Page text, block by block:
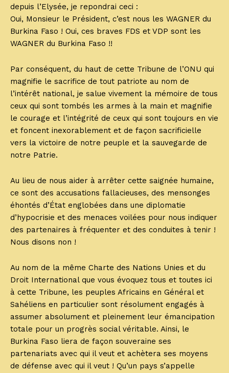
depuis l’Elysée, je repondrai ceci :
Oui, Monsieur le Président, c’est nous les WAGNER du
Burkina Faso ! Oui, ces braves FDS et VDP sont les
WAGNER du Burkina Faso !!
Par conséquent, du haut de cette Tribune de l’ONU qui
magnifie le sacrifice de tout patriote au nom de
l’intérêt national, je salue vivement la mémoire de tous
ceux qui sont tombés les armes à la main et magnifie
le courage et l’intégrité de ceux qui sont toujours en vie
et foncent inexorablement et de façon sacrificielle
vers la victoire de notre peuple et la sauvegarde de
notre Patrie.
Au lieu de nous aider à arrêter cette saignée humaine,
ce sont des accusations fallacieuses, des mensonges
éhontés d’État englobées dans une diplomatie
d’hypocrisie et des menaces voilées pour nous indiquer
des partenaires à fréquenter et des conduites à tenir !
Nous disons non !
Au nom de la même Charte des Nations Unies et du
Droit International que vous évoquez tous et toutes ici
à cette Tribune, les peuples Africains en Général et
Sahéliens en particulier sont résolument engagés à
assumer absolument et pleinement leur émancipation
totale pour un progrès social véritable. Ainsi, le
Burkina Faso liera de façon souveraine ses
partenariats avec qui il veut et achètera ses moyens
de défense avec qui il veut ! Qu’un pays s’appelle